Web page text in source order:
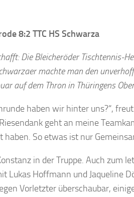
8:2 TTC HS Schwarza
Die Bleicheröder Tischtennis-
machte man den
auf dem Thron in Thüringens
haben wir hinter uns?“,
geht an meine
So etwas ist nur
in der Truppe. Auch zum
Lukas Hoffmann und Jaqueline
Vorletzter überschaubar,